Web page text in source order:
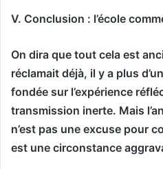
V. Conclusion : l’école
On dira que tout cela est
réclamait déjà, il y a plus
fondée sur l’expérience
transmission inerte. Mais
n’est pas une excuse pour
est une circonstance